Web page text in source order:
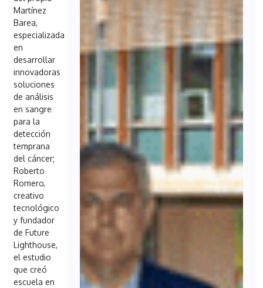
Martínez
Barea,
especializada
en
desarrollar
innovadoras
soluciones
de análisis
en sangre
para la
detección
temprana
del cáncer;
Roberto
Romero,
creativo
tecnológico
y fundador
de Future
Lighthouse,
el estudio
que creó
escuela en